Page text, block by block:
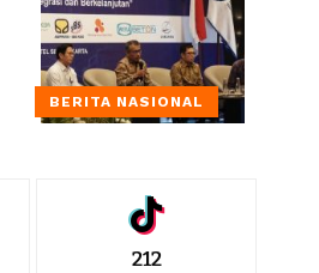
BERITA NASIONAL
212